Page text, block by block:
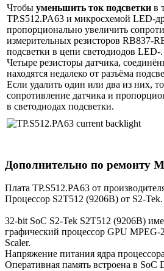
Чтобы уменьшить ток подсветки в
TP.S512.PA63 и микросхемой LED-
пропорционально увеличить
измерительных резисторов RB837-
подсветки в цепи светодиодов LED-.
Четыре резисторы датчика,
находятся недалеко от разъёма
Если удалить один или два из них,
сопротивление датчика и
в светодиодах подсветки.
Дополнительно по ремонту
Плата TP.S512.PA63 от
Процессор S2T512 (9206B) от S2-Tek.
32-bit SoC S2-Tek S2T512 (9206B)
графический процессор GPU
Scaler.
Напряжение питания ядра
Оперативная память встроена в SoC